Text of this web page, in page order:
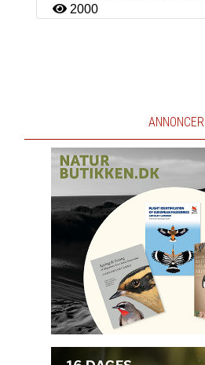
2000
ANNONCER